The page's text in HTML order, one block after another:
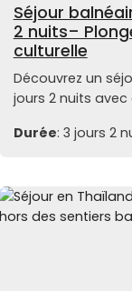
Séjour
2 nuits–
culturelle
Découvrez un
jours 2 nuits avec
Durée: 3 jours 2